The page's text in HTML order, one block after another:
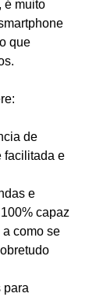
é muito
que
de
facilitada e
e
capaz
como se
para